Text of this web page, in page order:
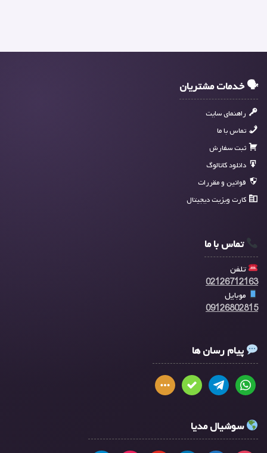
🗣 خدمات مشتریان
راهنمای سایت
تماس با ما
ثبت سفارش
دانلود کاتالوگ
قوانین و مقررات
کارت ویزیت دیجیتال
تماس با ما
تلفن
02126712163
موبایل
09126802815
پیام رسان ها
سوشیال مدیا